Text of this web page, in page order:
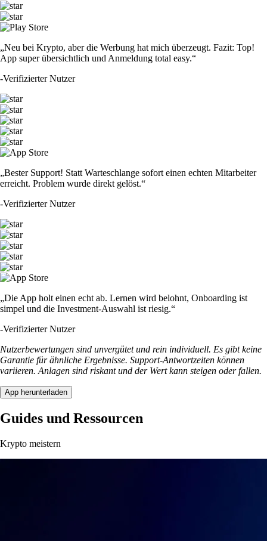
„Neu bei Krypto, aber die Werbung hat mich überzeugt. Fazit: Top!
App super übersichtlich und Anmeldung total easy.“
-Verifizierter Nutzer
„Bester Support! Statt Warteschlange sofort einen echten Mitarbeiter
erreicht. Problem wurde direkt gelöst.“
-Verifizierter Nutzer
„Die App holt einen echt ab. Lernen wird belohnt, Onboarding ist
simpel und die Investment-Auswahl ist riesig.“
-Verifizierter Nutzer
Nutzerbewertungen sind unvergütet und rein individuell. Es gibt keine
Garantie für ähnliche Ergebnisse. Support-Antwortzeiten können
variieren. Anlagen sind riskant und der Wert kann steigen oder fallen.
App herunterladen
Guides und Ressourcen
Krypto meistern